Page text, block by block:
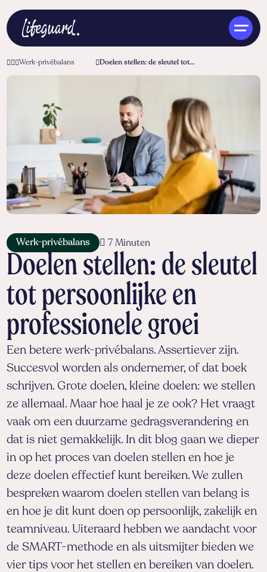
Werk-privébalans Doelen stellen: de sleutel tot persoonlijke en professionele groei
Werk-privébalans 7 Minuten
Doelen stellen: de sleutel
tot persoonlijke en
professionele groei
Een betere werk-privébalans. Assertiever zijn.
Succesvol worden als ondernemer, of dat boek
schrijven. Grote doelen, kleine doelen: we stellen
ze allemaal. Maar hoe haal je ze ook? Het vraagt
vaak om een duurzame gedragsverandering en
dat is niet gemakkelijk. In dit blog gaan we dieper
in op het proces van doelen stellen en hoe je
deze doelen effectief kunt bereiken. We zullen
bespreken waarom doelen stellen van belang is
en hoe je dit kunt doen op persoonlijk, zakelijk en
teamniveau. Uiteraard hebben we aandacht voor
de SMART-methode en als uitsmijter bieden we
vier tips voor het stellen en bereiken van doelen.